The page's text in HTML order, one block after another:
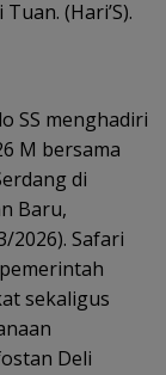
(Hari’S).
SS menghadiri
M bersama
di
Baru,
2026). Safari
sekaligus
Deli